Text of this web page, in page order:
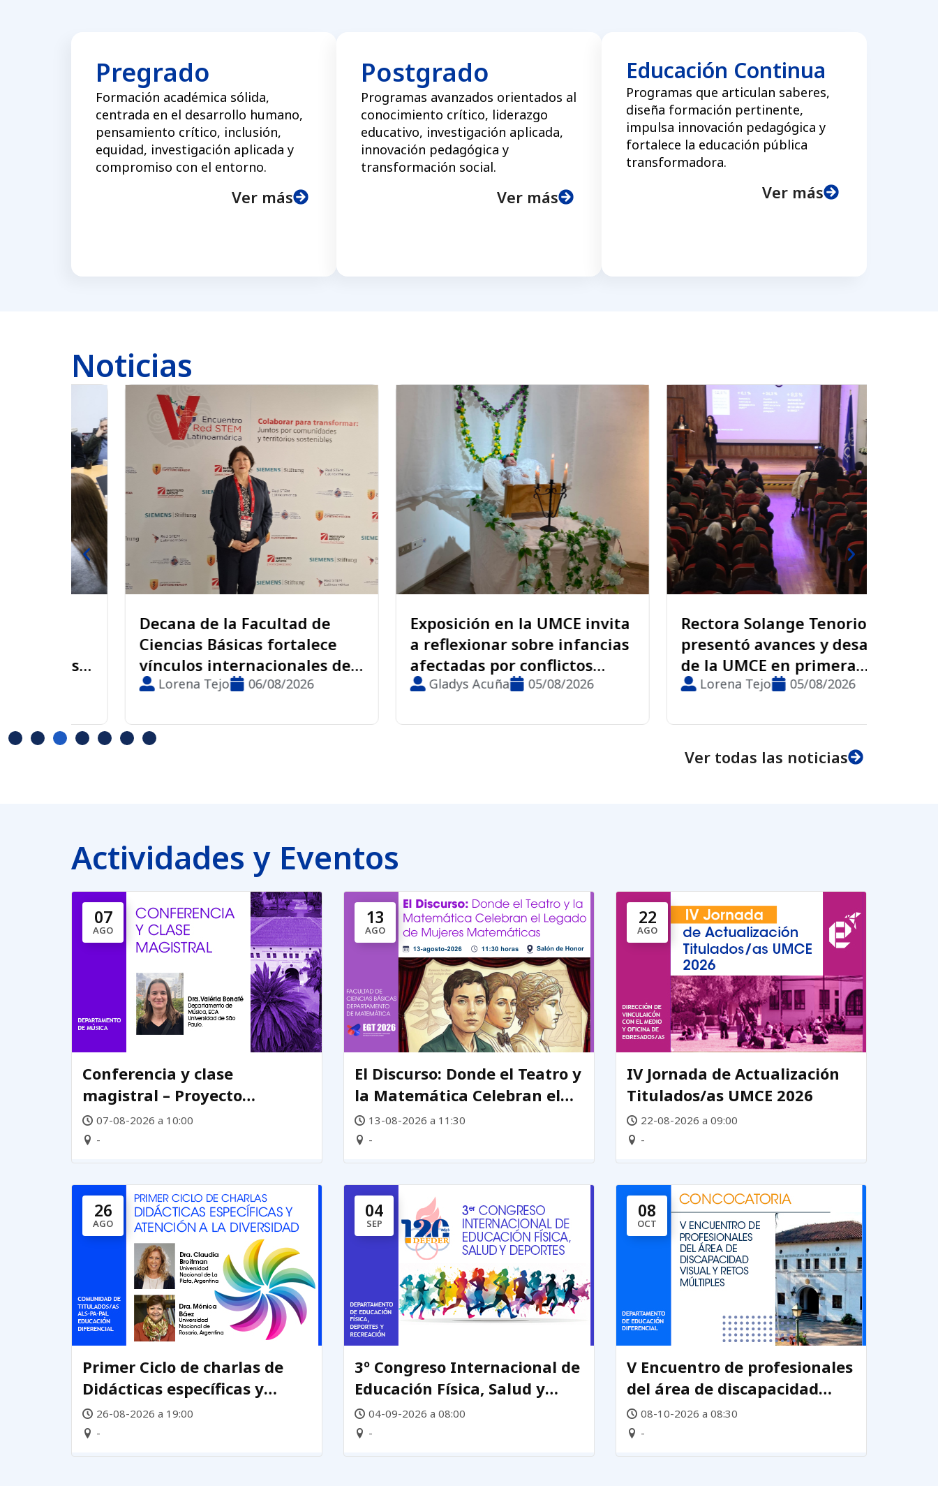
Pregrado
Formación académica sólida,
centrada en el desarrollo humano,
pensamiento crítico, inclusión,
equidad, investigación aplicada y
compromiso con el entorno.
Ver más
Postgrado
Programas avanzados orientados al
conocimiento crítico, liderazgo
educativo, investigación aplicada,
innovación pedagógica y
transformación social.
Ver más
Educación Continua
Programas que articulan saberes,
diseña formación pertinente,
impulsa innovación pedagógica y
fortalece la educación pública
transformadora.
Ver más
Noticias
Decana de la Facultad de
Ciencias Básicas fortalece
vínculos internacionales de
la UMCE en Red STEM
Lorena Tejo 06/08/2026
Exposición en la UMCE invita
a reflexionar sobre infancias
afectadas por conflictos
armados
Gladys Acuña 05/08/2026
Rectora Solange Tenorio
presentó avances y desafíos
de la UMCE en primera
Cuenta Anual de Gestión
Lorena Tejo 05/08/2026
Ver todas las noticias
Actividades y Eventos
07
AGO
Conferencia y clase
magistral – Proyecto
Laboratorio de Prácticas
Creativas DEMUS
07-08-2026 a 10:00
-
13
AGO
El Discurso: Donde el Teatro y
la Matemática Celebran el
Legado de mujeres
matemáticas
13-08-2026 a 11:30
-
22
AGO
IV Jornada de Actualización
Titulados/as UMCE 2026
22-08-2026 a 09:00
-
26
AGO
Primer Ciclo de charlas de
Didácticas específicas y
atención a la diversidad
26-08-2026 a 19:00
-
04
SEP
3º Congreso Internacional de
Educación Física, Salud y
Deportes
04-09-2026 a 08:00
-
08
OCT
V Encuentro de profesionales
del área de discapacidad
visual y retos múltiples 2026
08-10-2026 a 08:30
-